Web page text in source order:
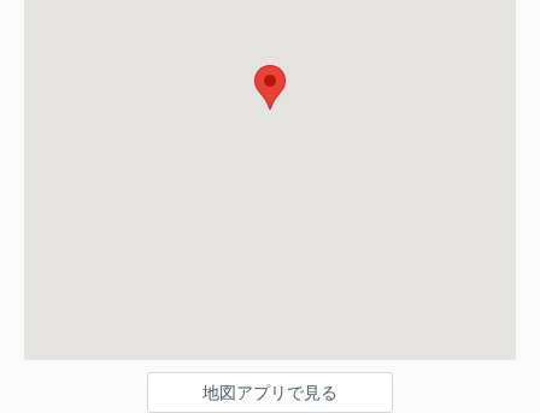
地図アプリで見る